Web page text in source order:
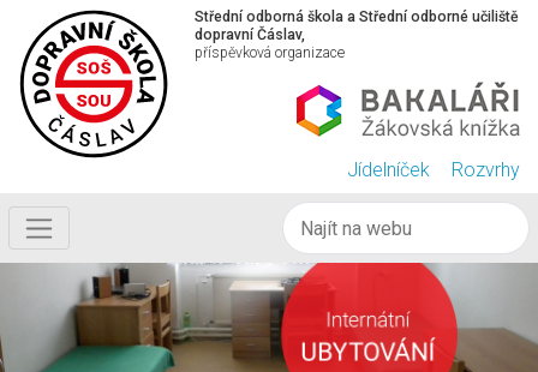
Střední odborná škola a Střední odborné učiliště
dopravní Čáslav,
příspěvková organizace
Jídelníček Rozvrhy